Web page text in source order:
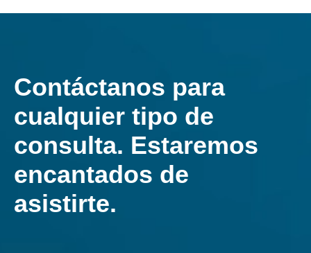
instalación y puesta en marcha de ventiladores
También garantiza el suministro de repuestos para
cualquier ventilador industrial.
Descubras más